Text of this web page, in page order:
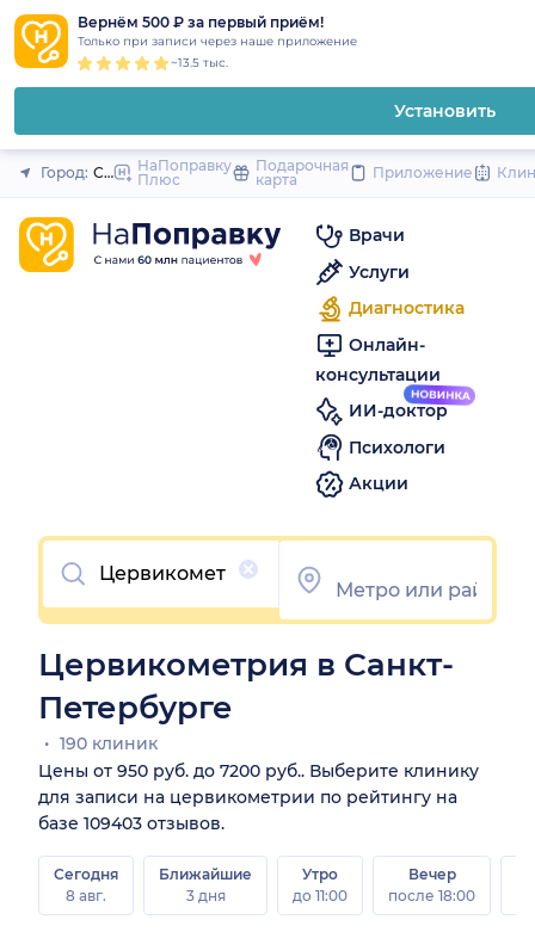
Вернём 500 ₽ за первый приём!
Только при записи через наше приложение
~13.5 тыс.
Установить
Закрыть
Город: Санкт-Петербург
НаПоправку
Плюс
Подарочная
карта
Приложение
Врачи
Услуги
Диагностика
Онлайн-
консультации
ИИ-доктор
Психологи
Акции
Очистить
Цервикометрия в Санкт-
Петербурге
190 клиник
Цены от 950 руб. до 7200 руб.. Выберите клинику
для записи на цервикометрии по рейтингу на
базе 109403 отзывов.
Сегодня
8 авг.
Ближайшие
3 дня
Утро
до 11:00
Вечер
после 18:00